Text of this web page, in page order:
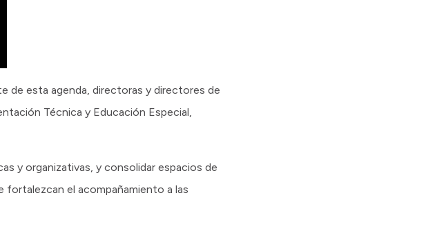
de esta agenda, directoras y directores de
Técnica y Educación Especial,
y organizativas, y consolidar espacios de
el acompañamiento a las